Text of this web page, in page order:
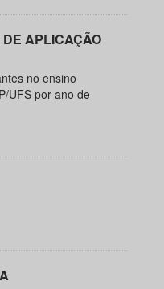
APLICAÇÃO
no ensino
UFS por ano de